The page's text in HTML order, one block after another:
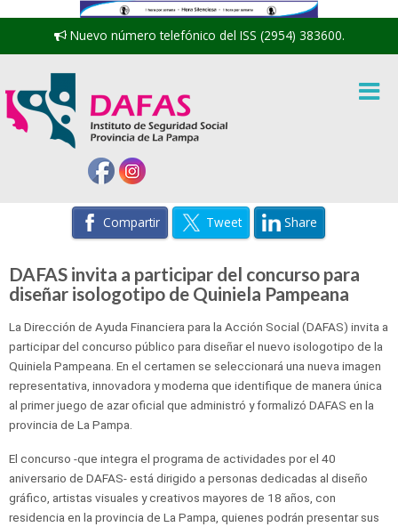
Nuevo número telefónico del ISS (2954) 383600.
Compartir Tweet Share
DAFAS invita a participar del concurso para
diseñar isologotipo de Quiniela Pampeana
La Dirección de Ayuda Financiera para la Acción Social (DAFAS) invita a
participar del concurso público para diseñar el nuevo isologotipo de la
Quiniela Pampeana. En el certamen se seleccionará una nueva imagen
representativa, innovadora y moderna que identifique de manera única
al primer juego de azar oficial que administró y formalizó DAFAS en la
provincia de La Pampa.
El concurso -que integra el programa de actividades por el 40
aniversario de DAFAS- está dirigido a personas dedicadas al diseño
gráfico, artistas visuales y creativos mayores de 18 años, con
residencia en la provincia de La Pampa, quienes podrán presentar sus